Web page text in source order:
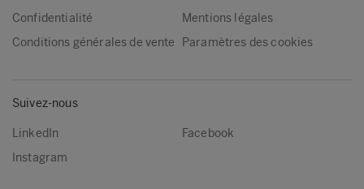
Confidentialité
Mentions légales
Conditions générales de vente
Paramètres des cookies
Suivez-nous
LinkedIn
Facebook
Instagram